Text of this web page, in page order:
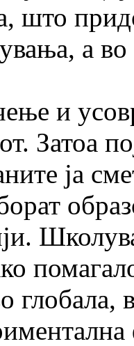
што
а
и
Затоа
ја